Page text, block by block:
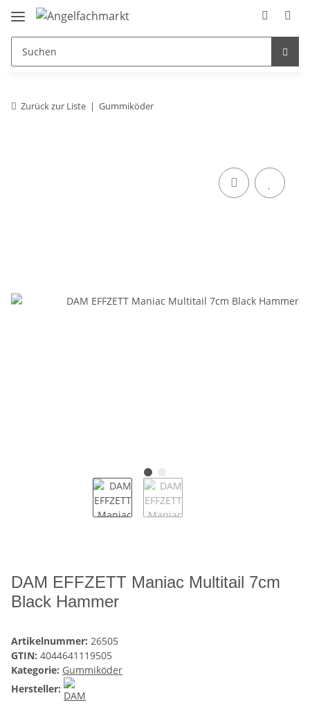
Zurück zur Liste Gummiköder
DAM EFFZETT Maniac Multitail 7cm
Black Hammer
Artikelnummer: 26505
GTIN: 4044641119505
Kategorie: Gummiköder
Hersteller: